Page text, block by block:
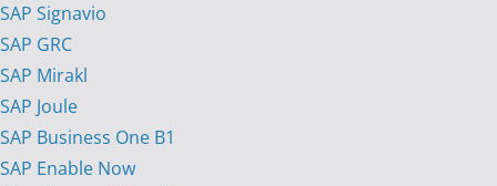
SAP Signavio
SAP GRC
SAP Mirakl
SAP Joule
SAP Business One B1
SAP Enable Now